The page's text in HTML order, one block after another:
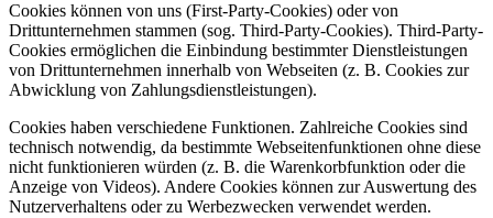
Cookies können von uns (First-Party-Cookies) oder von
Drittunternehmen stammen (sog. Third-Party-Cookies). Third-Party-
Cookies ermöglichen die Einbindung bestimmter Dienstleistungen
von Drittunternehmen innerhalb von Webseiten (z. B. Cookies zur
Abwicklung von Zahlungsdienstleistungen).
Cookies haben verschiedene Funktionen. Zahlreiche Cookies sind
technisch notwendig, da bestimmte Webseitenfunktionen ohne diese
nicht funktionieren würden (z. B. die Warenkorbfunktion oder die
Anzeige von Videos). Andere Cookies können zur Auswertung des
Nutzerverhaltens oder zu Werbezwecken verwendet werden.